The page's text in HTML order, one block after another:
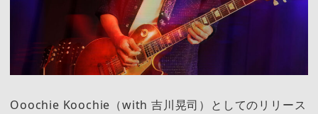
Ooochie Koochie（with 吉川晃司）としてのリリース